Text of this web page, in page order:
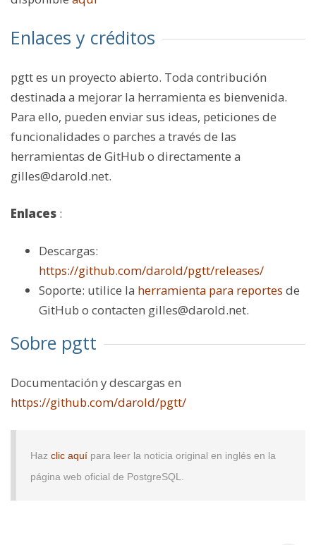
Enlaces y créditos
pgtt es un proyecto abierto. Toda contribución
destinada a mejorar la herramienta es bienvenida.
Para ello, pueden enviar sus ideas, peticiones de
funcionalidades o parches a través de las
herramientas de GitHub o directamente a
gilles@darold.net.
Enlaces :
Descargas:
https://github.com/darold/pgtt/releases/
Soporte: utilice la herramienta para reportes de
GitHub o contacten gilles@darold.net.
Sobre pgtt
Documentación y descargas en
https://github.com/darold/pgtt/
Haz clic aquí para leer la noticia original en inglés en la
página web oficial de PostgreSQL.